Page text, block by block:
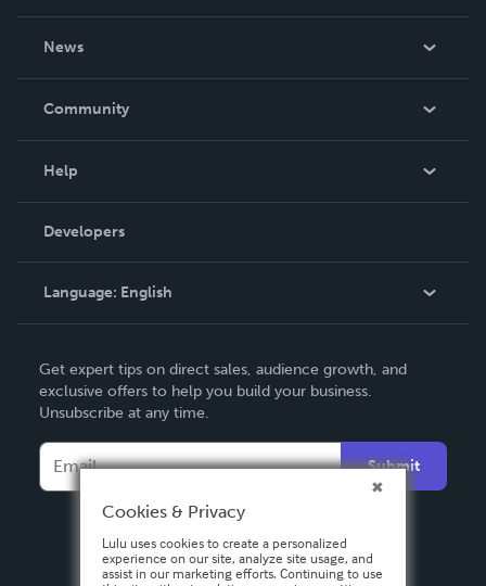
News
In The News
Community
Podcast
Help
Order Lookup
Knowledge Base
Contact Support
Developers
Language: English
Deutsch
Français
Italiano
Español
Get expert tips on direct sales, audience growth, and
exclusive offers to help you build your business.
Unsubscribe at any time.
Submit
Cookies & Privacy
Lulu uses cookies to create a personalized
experience on our site, analyze site usage, and
assist in our marketing efforts. Continuing to use